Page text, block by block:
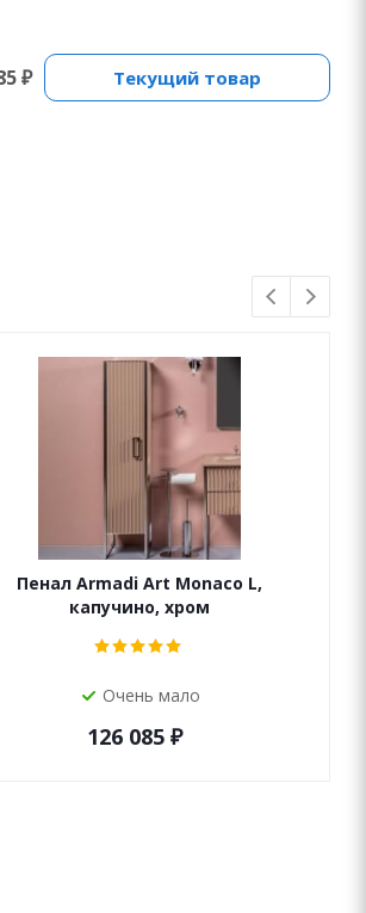
₽ Текущий товар
Пенал Armadi Art Monaco L,
капучино, хром
Очень мало
126 085 ₽